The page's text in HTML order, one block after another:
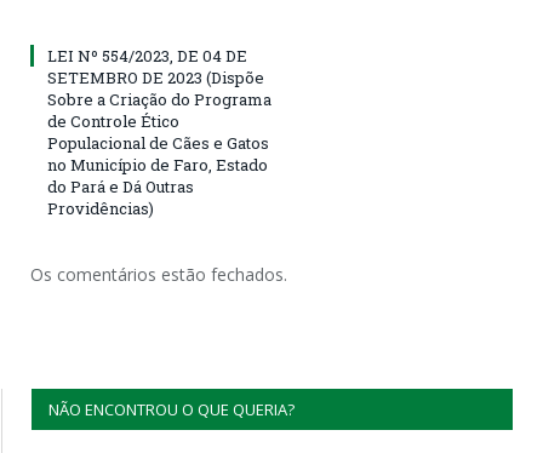
LEI Nº 554/2023, DE 04 DE
SETEMBRO DE 2023 (Dispõe
Sobre a Criação do Programa
de Controle Ético
Populacional de Cães e Gatos
no Município de Faro, Estado
do Pará e Dá Outras
Providências)
Os comentários estão fechados.
NÃO ENCONTROU O QUE QUERIA?